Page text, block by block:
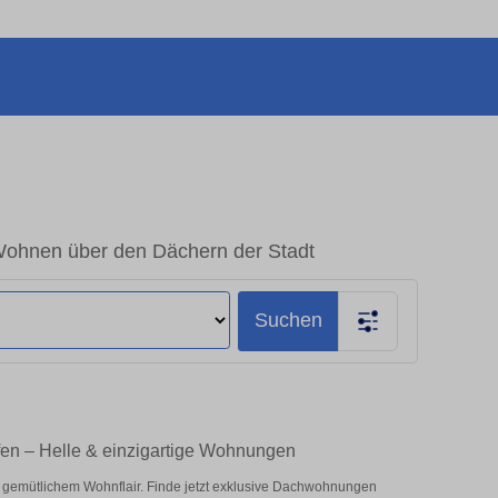
über den Dächern der Stadt
Suchen
– Helle & einzigartige Wohnungen
Wohnflair. Finde jetzt exklusive Dachwohnungen